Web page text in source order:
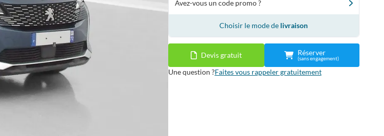
Avez-vous un code promo ?
Choisir le mode de livraison
Devis gratuit Réserver
(sans engagement)
Une question ?Faites vous rappeler gratuitement